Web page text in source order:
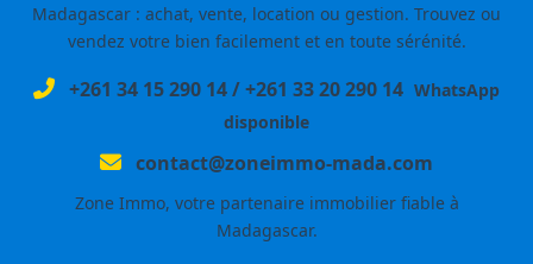
Madagascar : achat, vente, location ou gestion. Trouvez ou
vendez votre bien facilement et en toute sérénité.
+261 34 15 290 14/+261 33 20 290 14 WhatsApp
disponible
contact@zoneimmo-mada.com
Zone Immo, votre partenaire immobilier fiable à
Madagascar.